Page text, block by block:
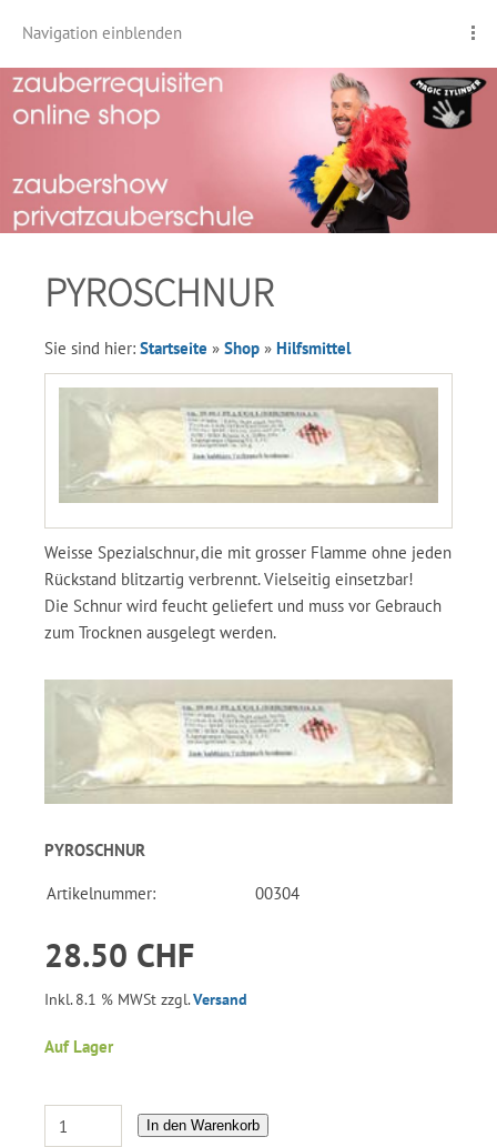
Navigation einblenden
PYROSCHNUR
Sie sind hier: Startseite » Shop » Hilfsmittel
Weisse Spezialschnur, die mit grosser Flamme ohne jeden
Rückstand blitzartig verbrennt. Vielseitig einsetzbar!
Die Schnur wird feucht geliefert und muss vor Gebrauch
zum Trocknen ausgelegt werden.
PYROSCHNUR
Artikelnummer: 00304
28.50 CHF
Inkl. 8.1 % MWSt zzgl.Versand
Auf Lager
In den Warenkorb